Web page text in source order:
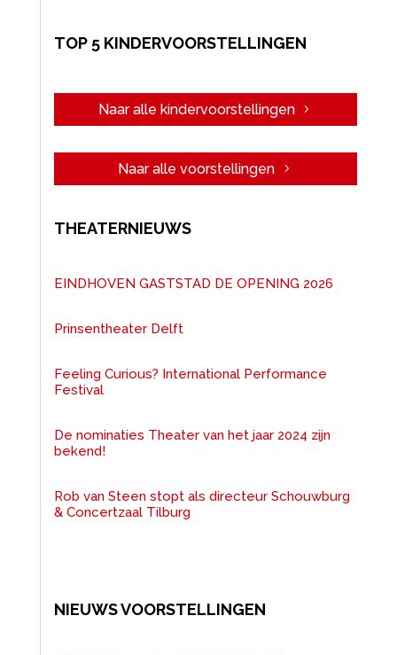
TOP 5 KINDERVOORSTELLINGEN
Naar alle kindervoorstellingen
Naar alle voorstellingen
THEATERNIEUWS
EINDHOVEN GASTSTAD DE OPENING 2026
Prinsentheater Delft
Feeling Curious? International Performance
Festival
De nominaties Theater van het jaar 2024 zijn
bekend!
Rob van Steen stopt als directeur Schouwburg
& Concertzaal Tilburg
NIEUWS VOORSTELLINGEN